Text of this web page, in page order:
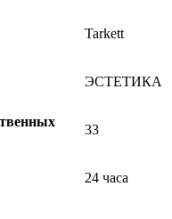
Tarkett
ЭСТЕТИКА
33
24 часа